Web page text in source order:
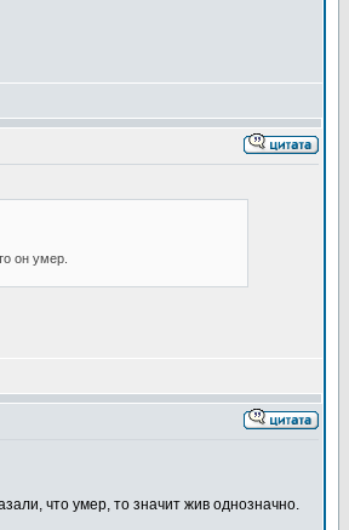
он умер.
что умер, то значит жив однозначно.